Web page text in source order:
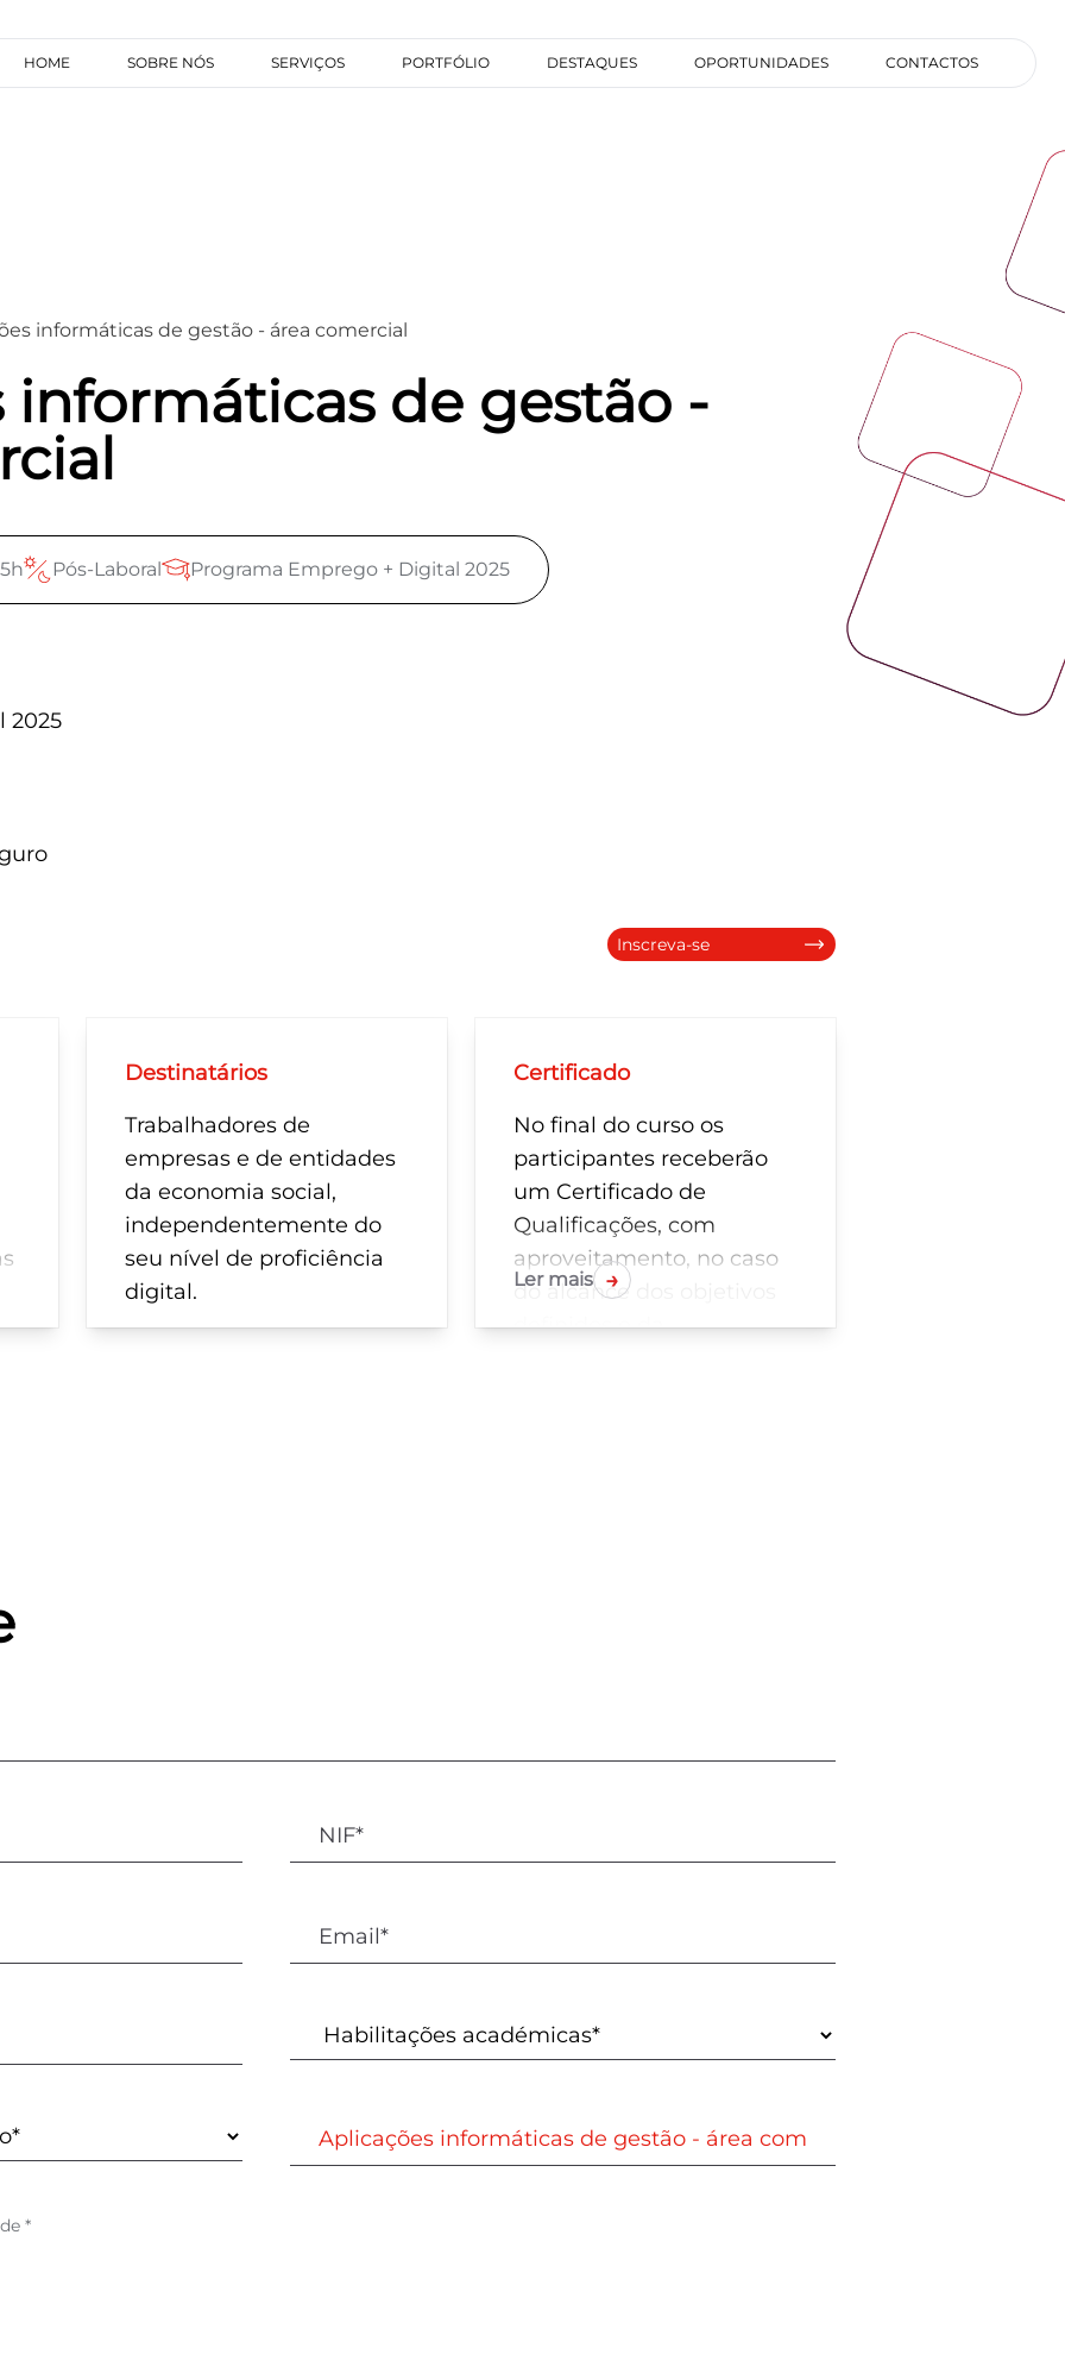
HOME SOBRE NÓS SERVIÇOS PORTFÓLIO DESTAQUES OPORTUNIDADES CONTACTOS
informáticas de gestão - área comercial
informáticas de gestão -
Pós-Laboral Programa Emprego + Digital 2025
2025
Inscreva-se
Destinatários
Trabalhadores de
empresas e de entidades
da economia social,
independentemente do
seu nível de proficiência
digital.
Certificado
No final do curso os
participantes receberão
um Certificado de
Qualificações, com
aproveitamento, no caso
do alcance dos objetivos
definidos e da
Ler mais →
*